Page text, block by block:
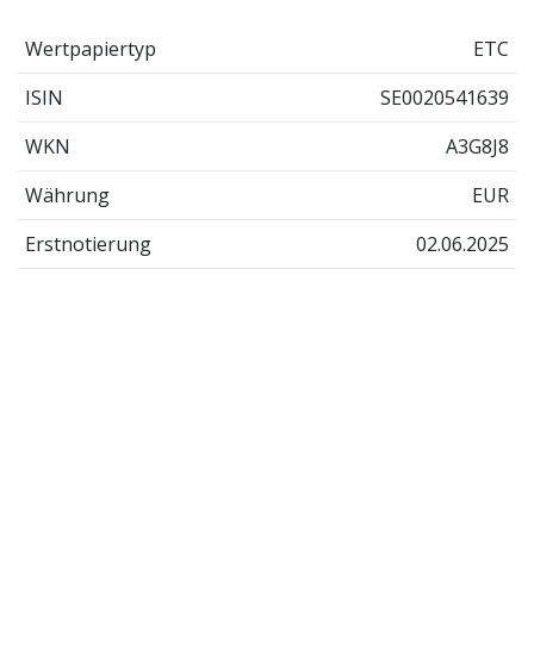
Wertpapiertyp
ETC
ISIN
SE0020541639
WKN
A3G8J8
Währung
EUR
Erstnotierung
02.06.2025